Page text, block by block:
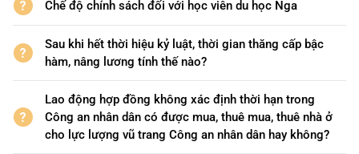
Chế độ chính sách đối với học viên du học Nga
Sau khi hết thời hiệu kỷ luật, thời gian thăng cấp bậc
hàm, nâng lương tính thế nào?
Lao động hợp đồng không xác định thời hạn trong
Công an nhân dân có được mua, thuê mua, thuê nhà ở
cho lực lượng vũ trang Công an nhân dân hay không?